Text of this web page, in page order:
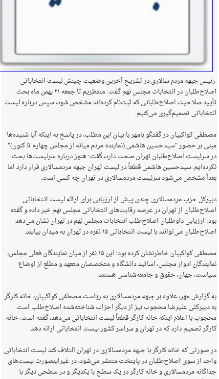
رئیس جبهه مردم سالاری در تشریح آخرین وضعیت چینش لیست انتخاباتی
اصلاح‌طلبان در انتخابات مجلس نهم گفت: منتظریم تا جمعه ۲۱ بهمن ماه بحث
تأیید صلاحیت اصلاح‌طلبانی که ثبت‌نام کرده‌اند مشخص شود، سپس درباره لیست
انتخاباتی تصمیم‌گیری می‌کنیم.
مصطفی کواکبیان در گفتگو بامهر با بیان این مطلب، در پاسخ به اینکه آیا شنیده‌ها
مبنی بر حضور "سیدحسین هاشمی (نماینده مردم میانه از مجلس چهارم تا کنون)"
در سرلیست اصلاح‌طلبان تهران صحت دارد، گفت: هنوز درباره سرلیست‌ها بحث
نکرده‌ایم. سیدحسین هاشمی قطعاً در لیست تهران جبهه مردمسالاری قرار دارد اما
بعداً مشخص می‌شود سرلیست مردمسالاری در تهران چه کسی است.
دبیرکل حزب مردمسالاری چندی پیش از ارزیابی برای ارائه لیست انتخاباتی
اصلاح‌طلبان از تهران در عرصه رقابت‌های انتخاباتی مجلس نهم خبر داده و گفته
بود: ارزیابی داوطلبان اصلاح‌طلب انتخابات مجلس نهم در تهران نشان می‌دهد
اصلاح‌طلبان می‌توانند با لیست انتخاباتی ۱۵ نفره در تهران به میدان بیایند.
مصطفی کواکبیان خاطرنشان کرده بود: این ۱۵ نفر از میان نمایندگان فعلی مجلس،
نمایندگان ادوار مجلس، اساتید دانشگاه و متخصصان متعهد و مطلع از اوضاع
سیاست، جهان، حقوق و جامعه‌‎شناسی هستند.
به گزارش مهر، علاوه بر جبهه مردمسالاری به ریاست مصطفی کواکبیان، خانه کارگر
به دبیرکلی علیرضا محجوب نیز از دیگر احزاب شناخته‌شده اصلاح‌طلب است.
محجوب با اعلام اینکه خانه کارگر قطعاً لیست انتخاباتی می‌دهد، گفته است: خانه
کارگر تصمیم دارد که در تهران و سراسر کشور لیست انتخاباتی ارائه دهد.
در صورتی که خانه کارگر با جبهه مردمسالاری در تهران ائتلاف کند لیست انتخاباتی
واحد از سوی اصلاح‌طلبان در پایتخت منتشر می‌شود، در غیراینصورت لیست‌های
جداگانه مردمسالاری و خانه کارگر در یک سطح با یکدیگر و در سطحی دیگر با